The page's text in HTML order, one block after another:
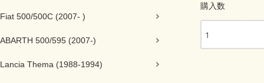
Fiat 500/500C (2007- )
ABARTH 500/595 (2007-)
Lancia Thema (1988-1994)
購入数